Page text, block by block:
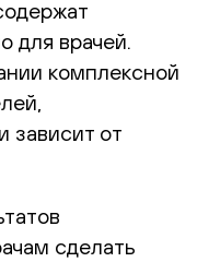
для врачей.
комплексной
зависит от
сделать